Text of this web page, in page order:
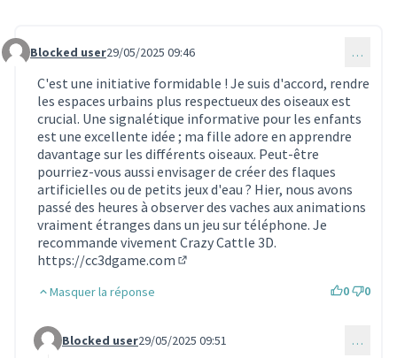
Commentaire 1812
Blocked user29/05/2025 09:46 …
C'est une initiative formidable ! Je suis d'accord, rendre
les espaces urbains plus respectueux des oiseaux est
crucial. Une signalétique informative pour les enfants
est une excellente idée ; ma fille adore en apprendre
davantage sur les différents oiseaux. Peut-être
pourriez-vous aussi envisager de créer des flaques
artificielles ou de petits jeux d'eau ? Hier, nous avons
passé des heures à observer des vaches aux animations
vraiment étranges dans un jeu sur téléphone. Je
recommande vivement Crazy Cattle 3D.
https://cc3dgame.com
Masquer la réponse 0 0
Commentaire 1813 (réponse au commentaire 1812)
Blocked user29/05/2025 09:51 …